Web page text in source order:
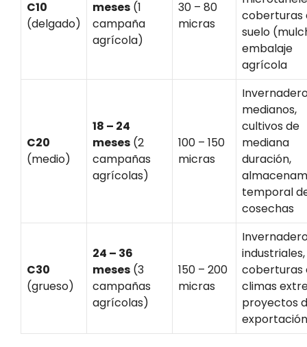
C10
(delgado)
meses (1
campaña
agrícola)
30 – 80
micras
coberturas
suelo
embalaje
agrícola
C20
(medio)
18 – 24
meses (2
campañas
agrícolas)
100 – 150
micras
medianos,
cultivos de
mediana
duración,
temporal
cosechas
C30
(grueso)
24 – 36
meses (3
campañas
agrícolas)
150 – 200
micras
industriales,
coberturas
climas
proyectos
exportación